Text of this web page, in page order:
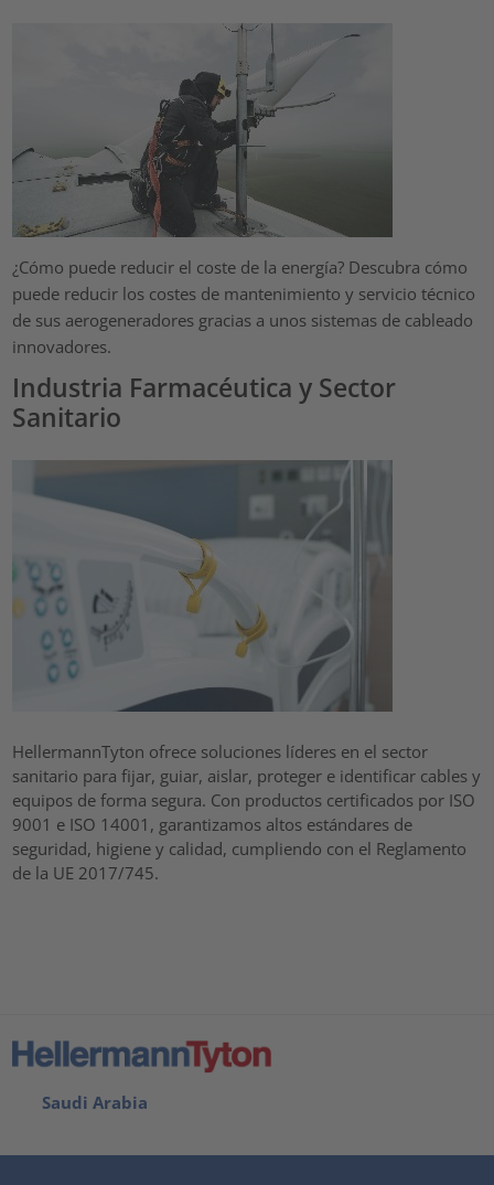
¿Cómo puede reducir el coste de la energía? Descubra cómo
puede reducir los costes de mantenimiento y servicio técnico
de sus aerogeneradores gracias a unos sistemas de cableado
innovadores.
Industria Farmacéutica y Sector
Sanitario
HellermannTyton ofrece soluciones líderes en el sector
sanitario para fijar, guiar, aislar, proteger e identificar cables y
equipos de forma segura. Con productos certificados por ISO
9001 e ISO 14001, garantizamos altos estándares de
seguridad, higiene y calidad, cumpliendo con el Reglamento
de la UE 2017/745.
Saudi Arabia